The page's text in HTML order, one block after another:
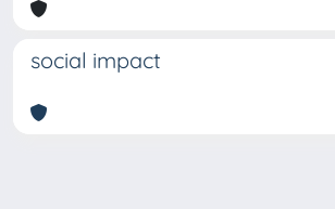
social impact